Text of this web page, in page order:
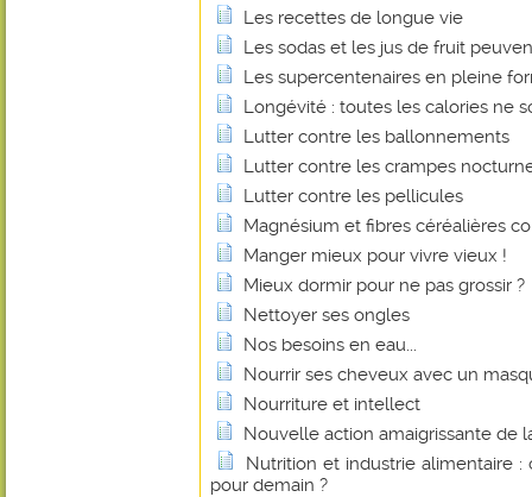
Les recettes de longue vie
Les sodas et les jus de fruit
Les supercentenaires en pleine
Longévité : toutes les calories ne
Lutter contre les ballonnements
Lutter contre les crampes
Lutter contre les pellicules
Magnésium et fibres céréalières
Manger mieux pour vivre vieux !
Mieux dormir pour ne pas grossir ?
Nettoyer ses ongles
Nos besoins en eau...
Nourrir ses cheveux avec un
Nourriture et intellect
Nouvelle action amaigrissante de
Nutrition et industrie alimentaire
pour demain ?